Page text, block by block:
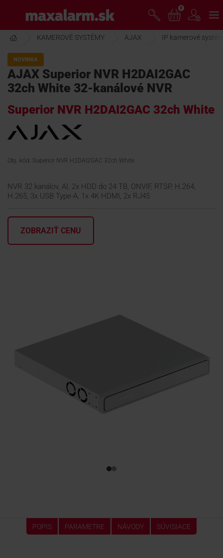
hlavnému
obsahu
www.maxalarm.sk
AKCIA MESIACA
PRODUKTY
KONTAKTY
0
KAMEROVÉ SYSTÉMY AJAX IP kamerové
NOVINKA
AJAX Superior NVR H2DAI2GAC
32ch White 32-kanálové NVR
Superior NVR H2DAI2GAC 32ch White
Obj. kód: Superior NVR H2DAI2GAC 32ch White
NVR 32 kanálov, AI, 2x HDD do 24 TB, ONVIF, RTSP, H.264,
H.265, 3x USB Type-A, 1x 4K HDMI, 2x RJ45
ZOBRAZIŤ CENU
POPIS PARAMETRE NÁVODY SÚVISIACE